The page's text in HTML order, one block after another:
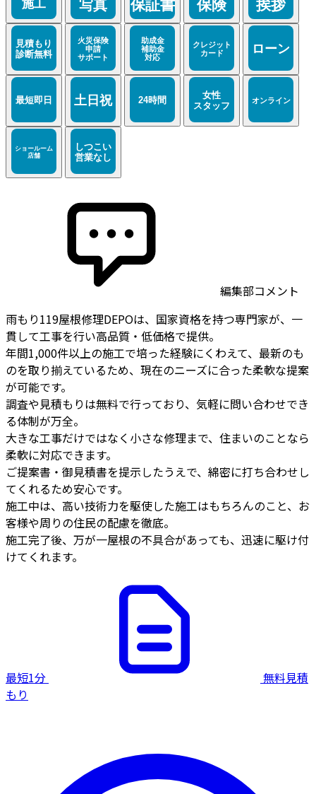
編集部コメント
雨もり119屋根修理DEPOは、国家資格を持つ専門家が、一
貫して工事を行い高品質・低価格で提供。
年間1,000件以上の施工で培った経験にくわえて、最新のも
のを取り揃えているため、現在のニーズに合った柔軟な提案
が可能です。
調査や見積もりは無料で行っており、気軽に問い合わせでき
る体制が万全。
大きな工事だけではなく小さな修理まで、住まいのことなら
柔軟に対応できます。
ご提案書・御見積書を提示したうえで、綿密に打ち合わせし
てくれるため安心です。
施工中は、高い技術力を駆使した施工はもちろんのこと、お
客様や周りの住民の配慮を徹底。
施工完了後、万が一屋根の不具合があっても、迅速に駆け付
けてくれます。
最短1分
無料見積
もり